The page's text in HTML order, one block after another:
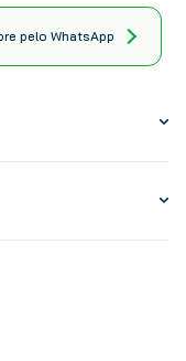
pelo WhatsApp